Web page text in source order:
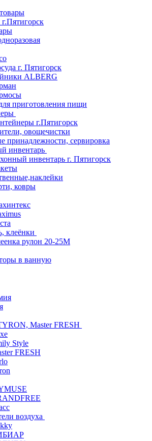
г. Пятигорск
ALBERG
приготовления пищи
г.Пятигорск
овощечистки
принадлежности, сервировка
инвентарь
инвентарь г. Пятигорск
ковры
клеёнки
рулон 20-25М
в ванную
Master FRESH
Style
FRESH
воздуха